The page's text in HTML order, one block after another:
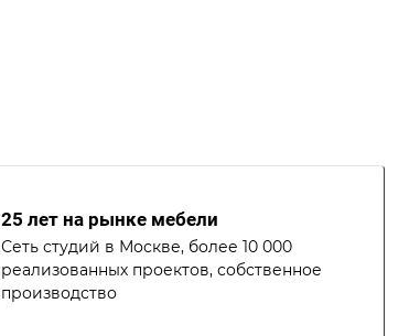
25 лет на рынке мебели
Сеть студий в Москве, более 10 000
реализованных проектов, собственное
производство